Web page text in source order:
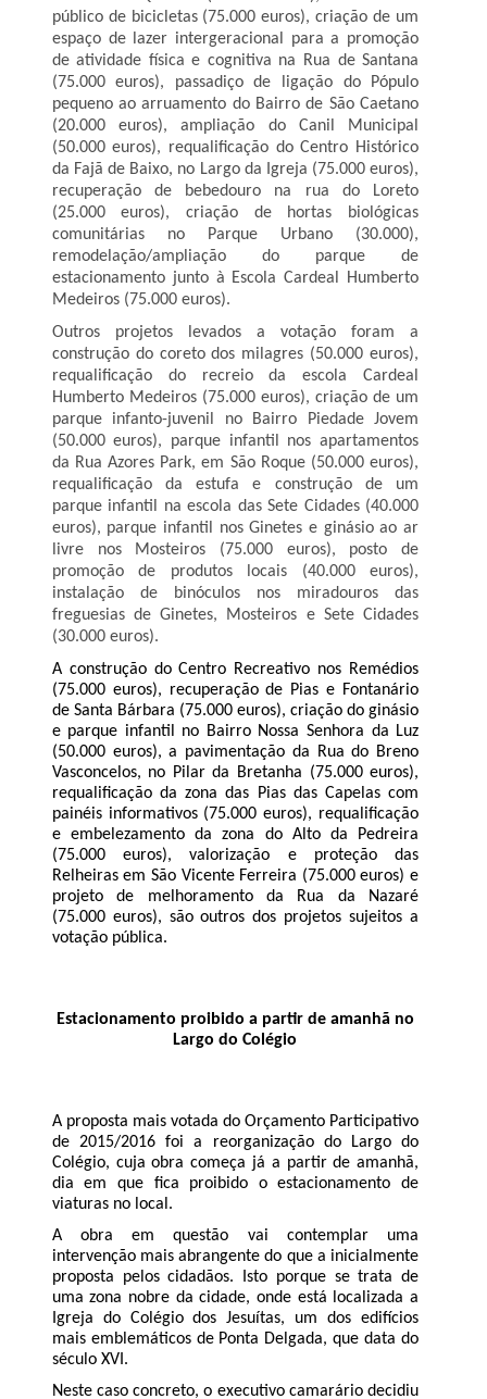
público de bicicletas (75.000 euros), criação de um
espaço de lazer intergeracional para a promoção
de atividade física e cognitiva na Rua de Santana
(75.000 euros), passadiço de ligação do Pópulo
pequeno ao arruamento do Bairro de São Caetano
(20.000 euros), ampliação do Canil Municipal
(50.000 euros), requalificação do Centro Histórico
da Fajã de Baixo, no Largo da Igreja (75.000 euros),
recuperação de bebedouro na rua do Loreto
(25.000 euros), criação de hortas biológicas
comunitárias no Parque Urbano (30.000),
remodelação/ampliação do parque de
estacionamento junto à Escola Cardeal Humberto
Medeiros (75.000 euros).
Outros projetos levados a votação foram a
construção do coreto dos milagres (50.000 euros),
requalificação do recreio da escola Cardeal
Humberto Medeiros (75.000 euros), criação de um
parque infanto-juvenil no Bairro Piedade Jovem
(50.000 euros), parque infantil nos apartamentos
da Rua Azores Park, em São Roque (50.000 euros),
requalificação da estufa e construção de um
parque infantil na escola das Sete Cidades (40.000
euros), parque infantil nos Ginetes e ginásio ao ar
livre nos Mosteiros (75.000 euros), posto de
promoção de produtos locais (40.000 euros),
instalação de binóculos nos miradouros das
freguesias de Ginetes, Mosteiros e Sete Cidades
(30.000 euros).
A construção do Centro Recreativo nos Remédios
(75.000 euros), recuperação de Pias e Fontanário
de Santa Bárbara (75.000 euros), criação do ginásio
e parque infantil no Bairro Nossa Senhora da Luz
(50.000 euros), a pavimentação da Rua do Breno
Vasconcelos, no Pilar da Bretanha (75.000 euros),
requalificação da zona das Pias das Capelas com
painéis informativos (75.000 euros), requalificação
e embelezamento da zona do Alto da Pedreira
(75.000 euros), valorização e proteção das
Relheiras em São Vicente Ferreira (75.000 euros) e
projeto de melhoramento da Rua da Nazaré
(75.000 euros), são outros dos projetos sujeitos a
votação pública.
Estacionamento proibido a partir de amanhã no
Largo do Colégio
A proposta mais votada do Orçamento Participativo
de 2015/2016 foi a reorganização do Largo do
Colégio, cuja obra começa já a partir de amanhã,
dia em que fica proibido o estacionamento de
viaturas no local.
A obra em questão vai contemplar uma
intervenção mais abrangente do que a inicialmente
proposta pelos cidadãos. Isto porque se trata de
uma zona nobre da cidade, onde está localizada a
Igreja do Colégio dos Jesuítas, um dos edifícios
mais emblemáticos de Ponta Delgada, que data do
século XVI.
Neste caso concreto, o executivo camarário decidiu